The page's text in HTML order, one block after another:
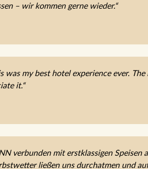
– wir kommen gerne wieder.“
was my best hotel experience ever.
it.“
verbunden mit erstklassigen Speisen
ließen uns durchatmen und